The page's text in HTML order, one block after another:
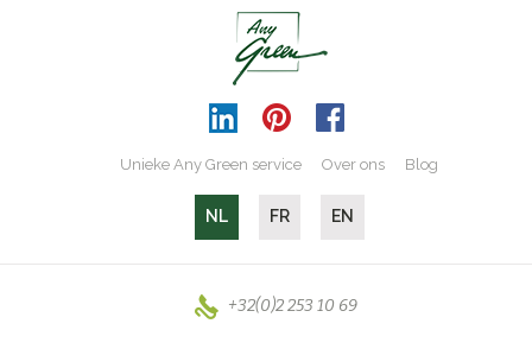
Unieke Any Green service Over ons Blog
NL FR EN
+32(0)2 253 10 69